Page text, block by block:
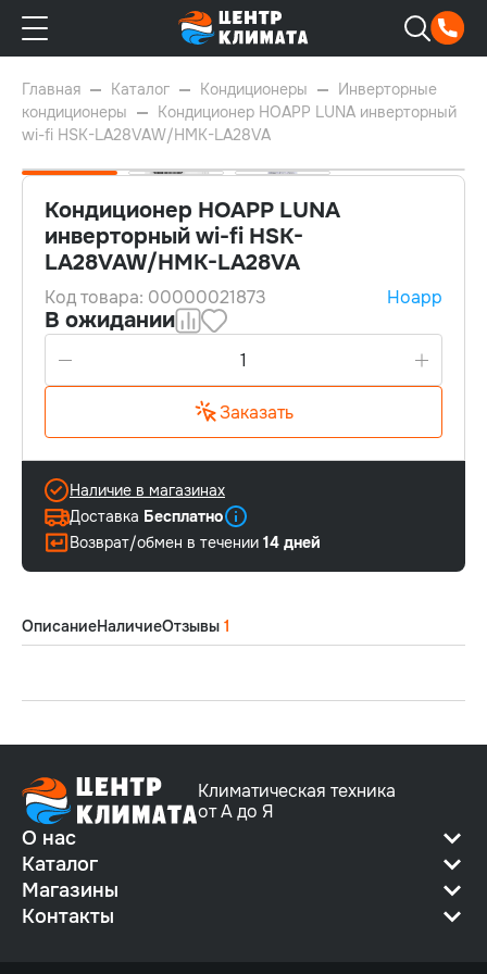
Главная Каталог Кондиционеры
Инверторные
кондиционеры
Кондиционер HOAPP LUNA инверторный
wi-fi HSK-LA28VAW/HMK-LA28VA
25м²
Wi-Fi
Кондиционер HOAPP LUNA
инверторный wi-fi HSK-
LA28VAW/HMK-LA28VA
Код товара: 00000021873 Hoapp
В ожидании
Заказать
Наличие в магазинах
Доставка Бесплатно
Возврат/обмен в течении 14 дней
ОписаниеНаличиеОтзывы 1
Климатическая техника
от А до Я
О нас
Каталог
Магазины
Контакты